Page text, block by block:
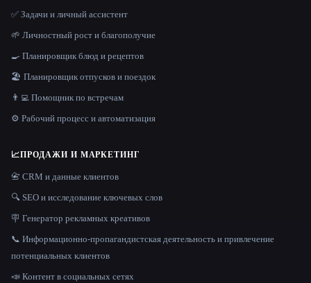
✅ Задачи и личный ассистент
🌱 Личностный рост и благополучие
🍳 Планировщик блюд и рецептов
🏖 Планировщик отпусков и поездок
👨‍💻 Помощник по встречам
⚙️ Рабочий процесс и автоматизация
📈ПРОДАЖИ И МАРКЕТИНГ
📇 CRM и данные клиентов
🔍 SEO и исследование ключевых слов
🪧 Генератор рекламных креативов
📞 Информационно-пропагандистская деятельность и привлечение
потенциальных клиентов
📣 Контент в социальных сетях